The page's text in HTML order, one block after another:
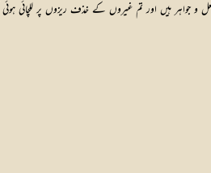
جواہر ہیں اور تم غیروں کے خذف ریزوں پر للچائی ہوئی